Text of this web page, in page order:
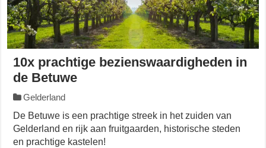
10x prachtige bezienswaardigheden in
de Betuwe
Gelderland
De Betuwe is een prachtige streek in het zuiden van
Gelderland en rijk aan fruitgaarden, historische steden
en prachtige kastelen!